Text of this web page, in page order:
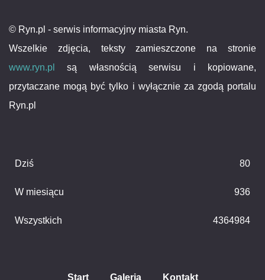
© Ryn.pl - serwis informacyjny miasta Ryn.
Wszelkie zdjęcia, teksty zamieszczone na stronie
www.ryn.pl
są własnością serwisu i kopiowane,
przytaczane mogą być tylko i wyłącznie za zgodą portalu
Ryn.pl
Dziś 80
W miesiącu 936
Wszystkich 4364984
Start Galeria Kontakt